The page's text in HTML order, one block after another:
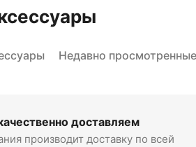
Недавно просмотренные
доставляем
производит доставку по всей